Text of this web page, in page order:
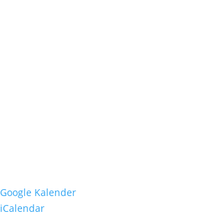
Google Kalender
iCalendar